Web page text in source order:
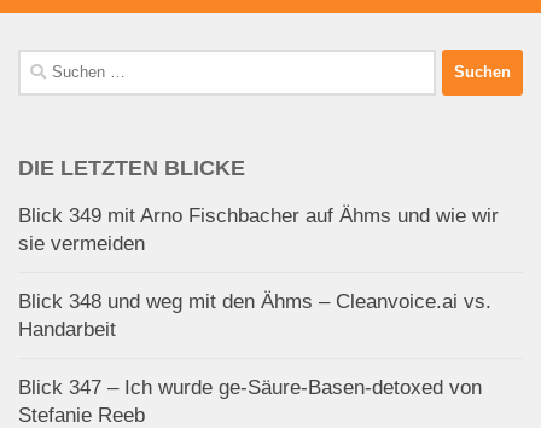
Suchen
nach:
DIE LETZTEN BLICKE
Blick 349 mit Arno Fischbacher auf Ähms und wie wir
sie vermeiden
Blick 348 und weg mit den Ähms – Cleanvoice.ai vs.
Handarbeit
Blick 347 – Ich wurde ge-Säure-Basen-detoxed von
Stefanie Reeb